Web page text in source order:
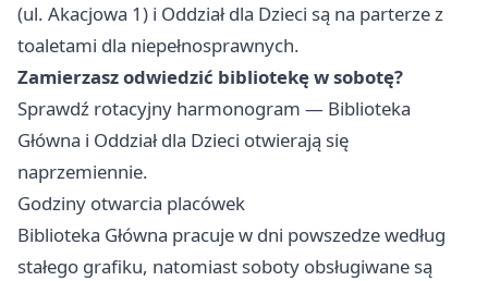
(ul. Akacjowa 1) i Oddział dla Dzieci są na parterze z
toaletami dla niepełnosprawnych.
Zamierzasz odwiedzić bibliotekę w sobotę?
Sprawdź rotacyjny harmonogram — Biblioteka
Główna i Oddział dla Dzieci otwierają się
naprzemiennie.
Godziny otwarcia placówek
Biblioteka Główna pracuje w dni powszedze według
stałego grafiku, natomiast soboty obsługiwane są